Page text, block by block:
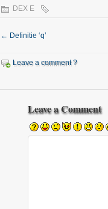
DEX E
← Definitie ‘q’
Leave a comment ?
Leave a Comment